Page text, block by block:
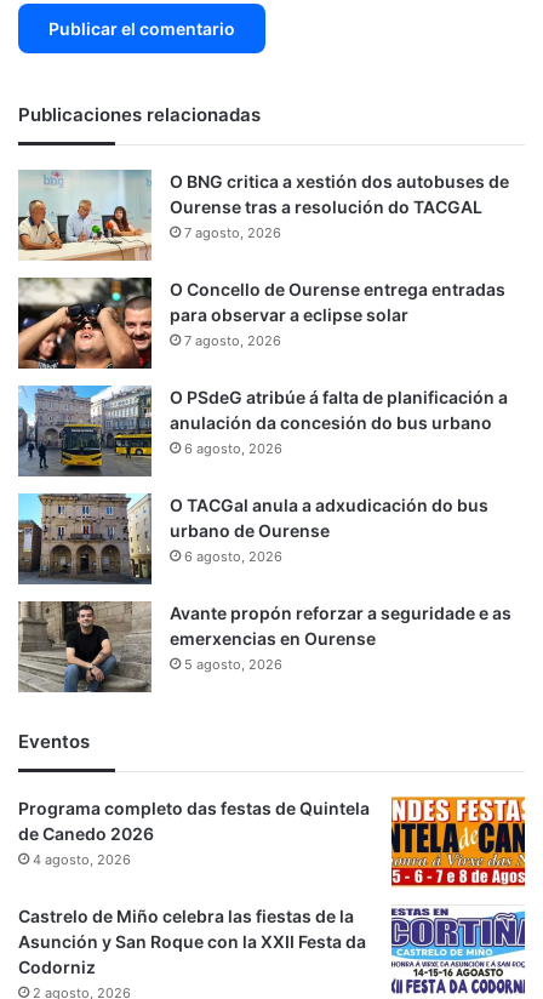
Publicaciones relacionadas
O BNG critica a xestión dos autobuses de
Ourense tras a resolución do TACGAL
7 agosto, 2026
O Concello de Ourense entrega entradas
para observar a eclipse solar
7 agosto, 2026
O PSdeG atribúe á falta de planificación a
anulación da concesión do bus urbano
6 agosto, 2026
O TACGal anula a adxudicación do bus
urbano de Ourense
6 agosto, 2026
Avante propón reforzar a seguridade e as
emerxencias en Ourense
5 agosto, 2026
Eventos
Programa completo das festas de Quintela
de Canedo 2026
4 agosto, 2026
Castrelo de Miño celebra las fiestas de la
Asunción y San Roque con la XXII Festa da
Codorniz
2 agosto, 2026